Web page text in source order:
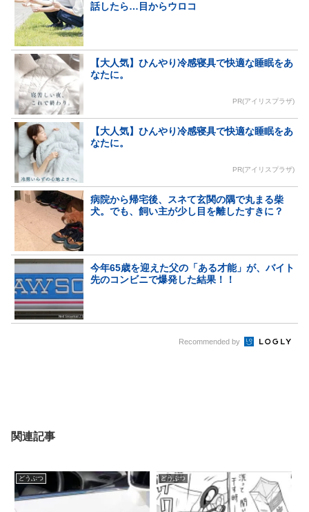
話したら…目からウロコ
【大人気】ひんやり冷感寝具で快適な睡眠をあ
なたに。
PR(アイリスプラザ)
【大人気】ひんやり冷感寝具で快適な睡眠をあ
なたに。
PR(アイリスプラザ)
病院から帰宅後、スネて玄関の隅で丸まる柴
犬。でも、飼い主が少し目を離したすきに？
今年65歳を迎えた父の「ある才能」が、バイト
先のコンビニで爆発した結果！！
Recommended by
関連記事
どうぶつ どうぶつ